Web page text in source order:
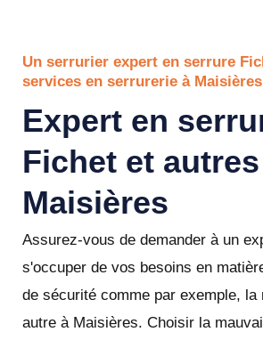
Un serrurier expert en serrure
services en serrurerie à Maisières
Expert en
Fichet et
Maisières
Assurez-vous de demander à un
s'occuper de vos besoins en
de sécurité comme par exemple, la
autre à Maisières. Choisir la